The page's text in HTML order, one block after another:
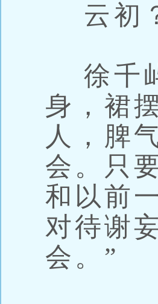
云初
徐千
身，裙
人，脾
会。只
和以前
对待谢
会。”